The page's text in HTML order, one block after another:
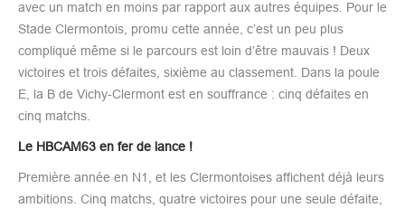
avec un match en moins par rapport aux autres équipes. Pour le
Stade Clermontois, promu cette année, c’est un peu plus
compliqué même si le parcours est loin d’être mauvais ! Deux
victoires et trois défaites, sixième au classement. Dans la poule
E, la B de Vichy-Clermont est en souffrance : cinq défaites en
cinq matchs.
Le HBCAM63 en fer de lance !
Première année en N1, et les Clermontoises affichent déjà leurs
ambitions. Cinq matchs, quatre victoires pour une seule défaite,